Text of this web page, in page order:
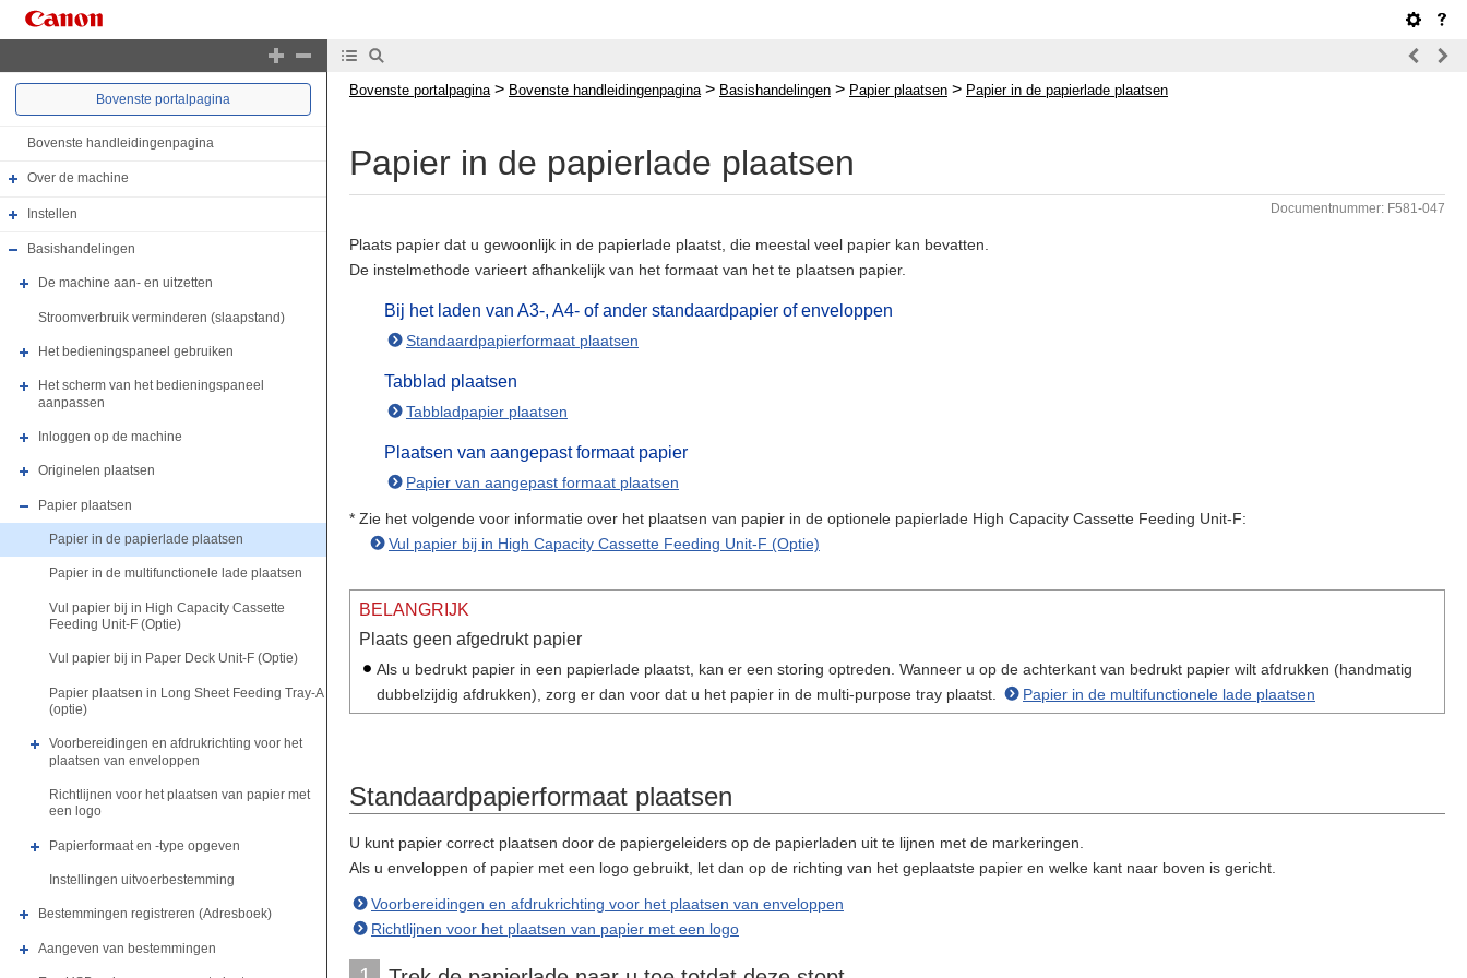
Bovenste portalpagina
Bovenste handleidingenpagina
Over de machine
Instellen
Basishandelingen
De machine aan- en uitzetten
Stroomverbruik verminderen (slaapstand)
Het bedieningspaneel gebruiken
Het scherm van het bedieningspaneel
aanpassen
Inloggen op de machine
Originelen plaatsen
Papier plaatsen
Papier in de papierlade plaatsen
Papier in de multifunctionele lade plaatsen
Vul papier bij in High Capacity Cassette
Feeding Unit-F (Optie)
Vul papier bij in Paper Deck Unit-F (Optie)
Papier plaatsen in Long Sheet Feeding Tray-A
(optie)
Voorbereidingen en afdrukrichting voor het
plaatsen van enveloppen
Richtlijnen voor het plaatsen van papier met
een logo
Papierformaat en -type opgeven
Instellingen uitvoerbestemming
Bestemmingen registreren (Adresboek)
Aangeven van bestemmingen
Bovenste portalpagina > Bovenste handleidingenpagina > Basishandelingen > Papier plaatsen > Papier in de papierlade plaatsen
Papier in de papierlade plaatsen
Documentnummer: F581-047
Plaats papier dat u gewoonlijk in de papierlade plaatst, die meestal veel papier kan bevatten.
De instelmethode varieert afhankelijk van het formaat van het te plaatsen papier.
Bij het laden van A3-, A4- of ander standaardpapier of enveloppen
Standaardpapierformaat plaatsen
Tabblad plaatsen
Tabbladpapier plaatsen
Plaatsen van aangepast formaat papier
Papier van aangepast formaat plaatsen
* Zie het volgende voor informatie over het plaatsen van papier in de optionele papierlade High Capacity Cassette Feeding Unit-F:
Vul papier bij in High Capacity Cassette Feeding Unit-F (Optie)
BELANGRIJK
Plaats geen afgedrukt papier
Als u bedrukt papier in een papierlade plaatst, kan er een storing optreden. Wanneer u op de achterkant van bedrukt papier wilt afdrukken (handmatig
dubbelzijdig afdrukken), zorg er dan voor dat u het papier in de multi-purpose tray plaatst.
Papier in de multifunctionele lade plaatsen
Standaardpapierformaat plaatsen
U kunt papier correct plaatsen door de papiergeleiders op de papierladen uit te lijnen met de markeringen.
Als u enveloppen of papier met een logo gebruikt, let dan op de richting van het geplaatste papier en welke kant naar boven is gericht.
Voorbereidingen en afdrukrichting voor het plaatsen van enveloppen
Richtlijnen voor het plaatsen van papier met een logo